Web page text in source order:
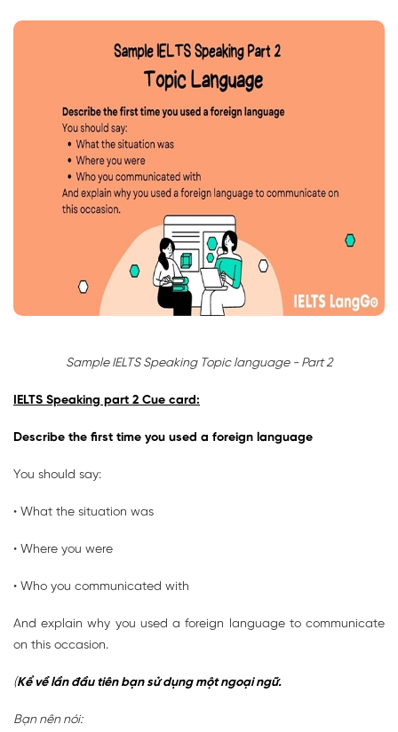
Sample IELTS Speaking Topic language - Part 2
IELTS Speaking part 2 Cue card:
Describe the first time you used a foreign language
You should say:
• What the situation was
• Where you were
• Who you communicated with
And explain why you used a foreign language to communicate
on this occasion.
(Kể về lần đầu tiên bạn sử dụng một ngoại ngữ.
Bạn nên nói: